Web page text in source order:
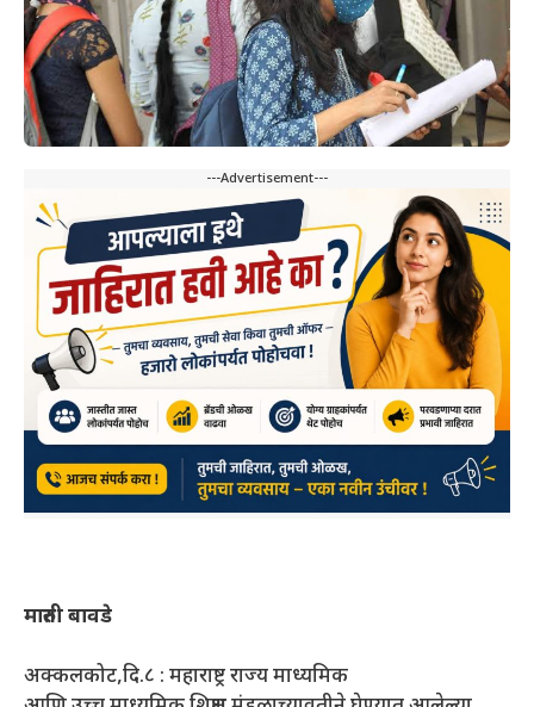
---Advertisement---
मारुती बावडे
अक्कलकोट,दि.८ : महाराष्ट्र राज्य माध्यमिक